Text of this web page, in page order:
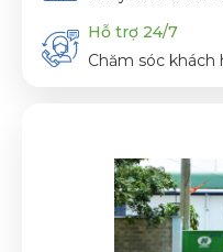
Hỗ trợ 24/7
Chăm sóc khách